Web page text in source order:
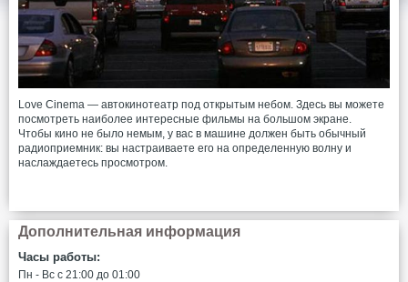
Love Cinema — автокинотеатр под открытым небом. Здесь вы можете
посмотреть наиболее интересные фильмы на большом экране.
Чтобы кино не было немым, у вас в машине должен быть обычный
радиоприемник: вы настраиваете его на определенную волну и
наслаждаетесь просмотром.
Дополнительная информация
Часы работы:
Пн - Вс c 21:00 до 01:00